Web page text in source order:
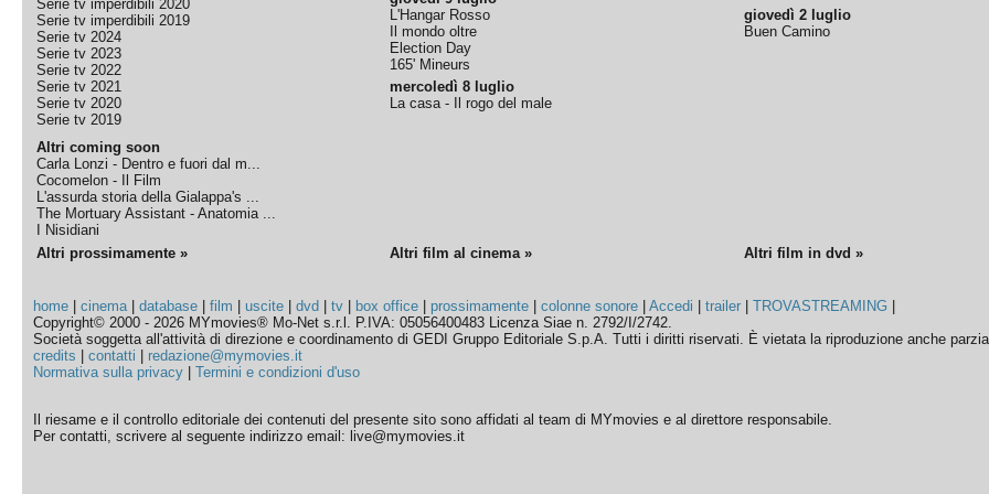
Serie tv imperdibili 2020
Serie tv imperdibili 2019
Serie tv 2024
Serie tv 2023
Serie tv 2022
Serie tv 2021
Serie tv 2020
Serie tv 2019
Altri coming soon
Carla Lonzi - Dentro e fuori dal m...
Cocomelon - Il Film
L'assurda storia della Gialappa's ...
The Mortuary Assistant - Anatomia ...
I Nisidiani
L'Hangar Rosso
Il mondo oltre
Election Day
165' Mineurs
mercoledì 8 luglio
La casa - Il rogo del male
giovedì 2 luglio
Buen Camino
Altri prossimamente » Altri film al cinema » Altri film in dvd »
home |cinema|database |film |uscite |dvd |tv box office prossimamente |colonne sonore |Accedi |trailer |TROVASTREAMING
Copyright© 2000 - 2026 MYmovies® Mo-Net s.r.l. P.IVA: 05056400483 Licenza Siae n. 2792/I/2742.
Società soggetta all'attività di direzione e coordinamento di GEDI Gruppo Editoriale S.p.A. Tutti i diritti riservati. È vietata la riproduzione anche
credits |contatti
redazione@mymovies.it
Normativa sulla privacy |Termini e condizioni d'uso
Il riesame e il controllo editoriale dei contenuti del presente sito sono affidati al team di MYmovies e al direttore responsabile.
Per contatti, scrivere al seguente indirizzo email: live@mymovies.it